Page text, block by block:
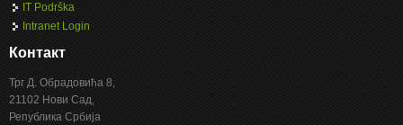
IT Podrška
Intranet Login
Контакт
Трг Д. Обрадовића 8,
21102 Нови Сад,
Република Србија